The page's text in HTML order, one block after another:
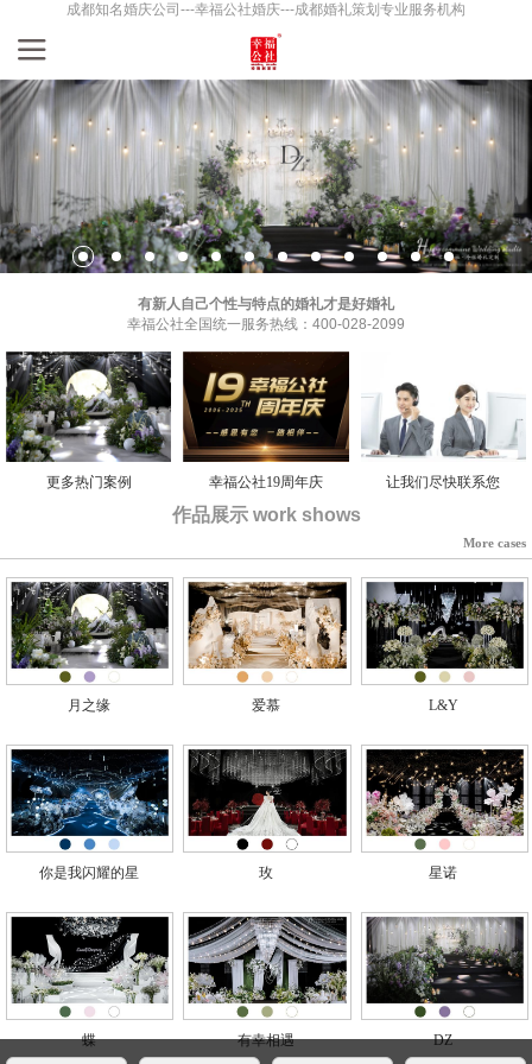
成都知名婚庆公司---幸福公社婚庆---成都婚礼策划专业服务机构
有新人自己个性与特点的婚礼才是好婚礼
幸福公社全国统一服务热线：400-028-2099
更多热门案例 幸福公社19周年庆 让我们尽快联系您
作品展示 work shows
More cases
月之缘 爱慕 L&Y
你是我闪耀的星 玫 星诺
蝶 有幸相遇 DZ